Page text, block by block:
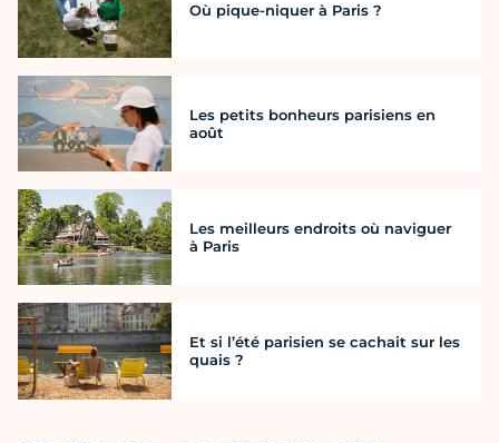
Où pique-niquer à Paris ?
Les petits bonheurs parisiens en
août
Les meilleurs endroits où naviguer
à Paris
Et si l’été parisien se cachait sur les
quais ?